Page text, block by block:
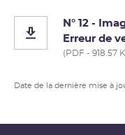
N° 12 -
Erreur de
(PDF - 918.57
Date de la dernière mise à